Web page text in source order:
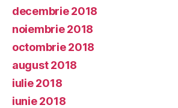
decembrie 2018
noiembrie 2018
octombrie 2018
august 2018
iulie 2018
iunie 2018